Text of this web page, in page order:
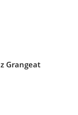
Grangeat